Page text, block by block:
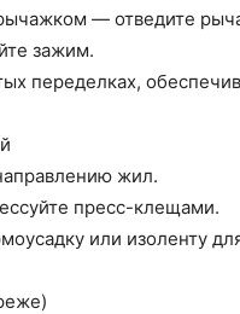
— отведите
зажим.
переделках,
жил.
пресс-клещами.
или изоленту